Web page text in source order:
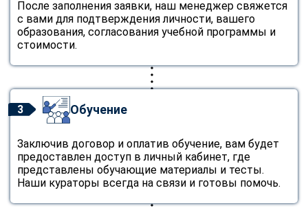
После заполнения заявки, наш менеджер свяжется
с вами для подтверждения личности, вашего
образования, согласования учебной программы и
стоимости.
3 Обучение
Заключив договор и оплатив обучение, вам будет
предоставлен доступ в личный кабинет, где
представлены обучающие материалы и тесты.
Наши кураторы всегда на связи и готовы помочь.